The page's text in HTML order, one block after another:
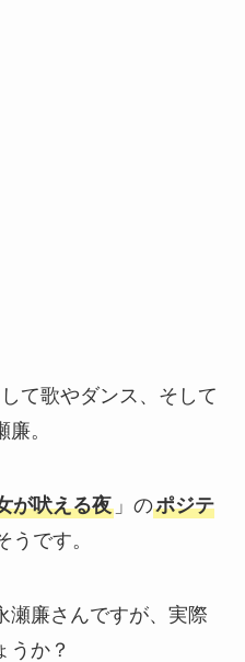
て歌やダンス、そして
。
が吠える夜」のポジテ
うです。
瀬廉さんですが、実際
うか？